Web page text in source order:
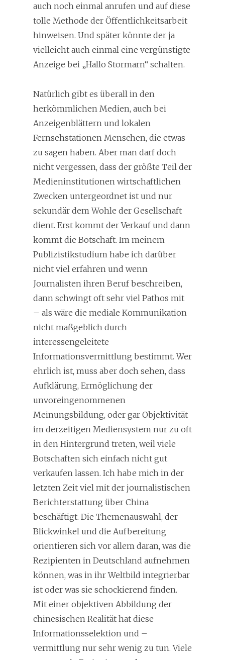
auch noch einmal anrufen und auf diese
tolle Methode der Öffentlichkeitsarbeit
hinweisen. Und später könnte der ja
vielleicht auch einmal eine vergünstigte
Anzeige bei „Hallo Stormarn“ schalten.
Natürlich gibt es überall in den
herkömmlichen Medien, auch bei
Anzeigenblättern und lokalen
Fernsehstationen Menschen, die etwas
zu sagen haben. Aber man darf doch
nicht vergessen, dass der größte Teil der
Medieninstitutionen wirtschaftlichen
Zwecken untergeordnet ist und nur
sekundär dem Wohle der Gesellschaft
dient. Erst kommt der Verkauf und dann
kommt die Botschaft. Im meinem
Publizistikstudium habe ich darüber
nicht viel erfahren und wenn
Journalisten ihren Beruf beschreiben,
dann schwingt oft sehr viel Pathos mit
– als wäre die mediale Kommunikation
nicht maßgeblich durch
interessengeleitete
Informationsvermittlung bestimmt. Wer
ehrlich ist, muss aber doch sehen, dass
Aufklärung, Ermöglichung der
unvoreingenommenen
Meinungsbildung, oder gar Objektivität
im derzeitigen Mediensystem nur zu oft
in den Hintergrund treten, weil viele
Botschaften sich einfach nicht gut
verkaufen lassen. Ich habe mich in der
letzten Zeit viel mit der journalistischen
Berichterstattung über China
beschäftigt. Die Themenauswahl, der
Blickwinkel und die Aufbereitung
orientieren sich vor allem daran, was die
Rezipienten in Deutschland aufnehmen
können, was in ihr Weltbild integrierbar
ist oder was sie schockierend finden.
Mit einer objektiven Abbildung der
chinesischen Realität hat diese
Informationsselektion und –
vermittlung nur sehr wenig zu tun. Viele